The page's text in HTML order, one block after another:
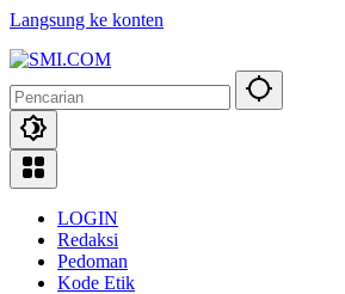
Langsung ke konten
LOGIN
Redaksi
Pedoman
Kode Etik